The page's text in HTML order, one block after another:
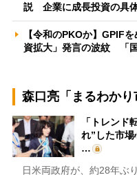
説 企業に成長投資の具
【令和のPKOか】GPIF
資拡大」発言の波紋 「
森口亮「まるわかり
「トレンド
れ”した市場
…
日米両政府が、約28年ぶ